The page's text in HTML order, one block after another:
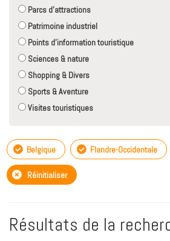
Parcs d'attractions
Patrimoine industriel
Points d'information touristique
Sciences & nature
Shopping & Divers
Sports & Aventure
Visites touristiques
Belgique Flandre-Occidentale
Réinitialiser
Résultats de la